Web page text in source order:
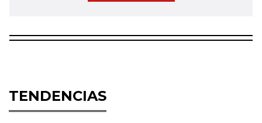
TENDENCIAS